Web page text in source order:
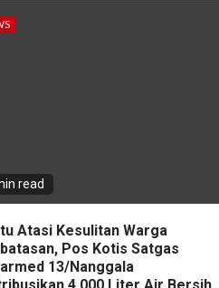
read
Atasi Kesulitan Warga
Pos Kotis Satgas
13/Nanggala